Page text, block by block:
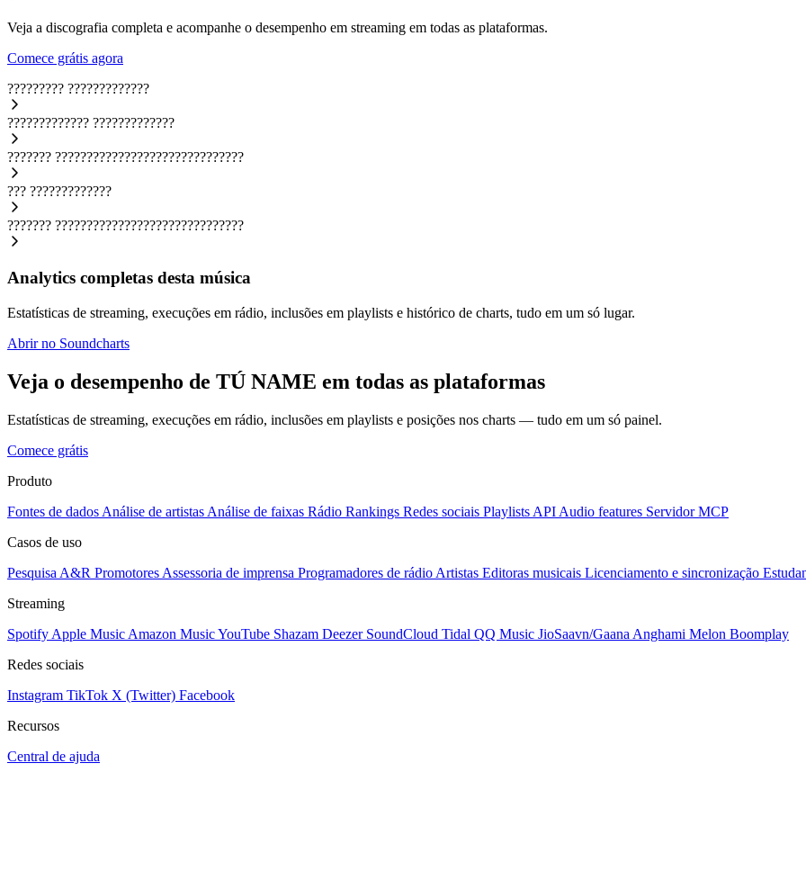
Veja a discografia completa e acompanhe o desempenho em streaming em todas as plataformas.
Comece grátis agora
????????? ?????????????
????????????? ?????????????
??????? ??????????????????????????????
??? ?????????????
??????? ??????????????????????????????
Analytics completas desta música
Estatísticas de streaming, execuções em rádio, inclusões em playlists e histórico de charts, tudo em um só lugar.
Abrir no Soundcharts
Veja o desempenho de TÚ NAME em todas as plataformas
Estatísticas de streaming, execuções em rádio, inclusões em playlists e posições nos charts — tudo em um só painel.
Comece grátis
Produto
Fontes de dados Análise de artistas Análise de faixas Rádio Rankings Redes sociais Playlists API Audio features Servidor MCP
Casos de uso
Pesquisa A&R Promotores Assessoria de imprensa Programadores de rádio Artistas Editoras musicais Licenciamento e sincronização
Streaming
Spotify Apple Music Amazon MusicYouTube Shazam Deezer SoundCloud Tidal QQ Music JioSaavn/Gaana Anghami Melon Boomplay
Redes sociais
Instagram TikTok X (Twitter) Facebook
Recursos
Central de ajuda